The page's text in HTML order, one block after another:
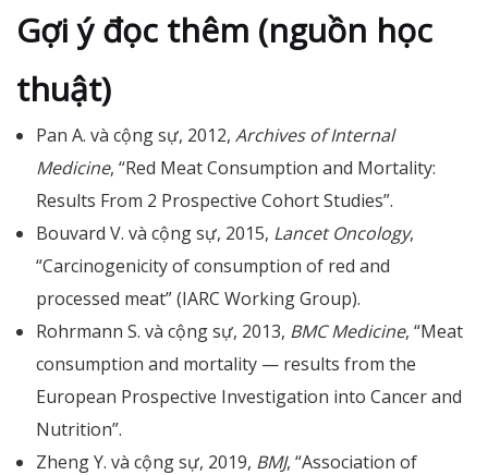
Gợi ý đọc thêm (nguồn học
thuật)
Pan A. và cộng sự, 2012, Archives of Internal
Medicine, “Red Meat Consumption and Mortality:
Results From 2 Prospective Cohort Studies”.
Bouvard V. và cộng sự, 2015, Lancet Oncology,
“Carcinogenicity of consumption of red and
processed meat” (IARC Working Group).
Rohrmann S. và cộng sự, 2013, BMC Medicine, “Meat
consumption and mortality — results from the
European Prospective Investigation into Cancer and
Nutrition”.
Zheng Y. và cộng sự, 2019, BMJ, “Association of